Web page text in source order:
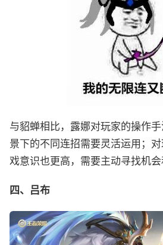
与貂蝉相比，露娜对玩家的操作
景下的不同连招需要灵活运用；
戏意识也更高，需要主动寻找机会
四、吕布